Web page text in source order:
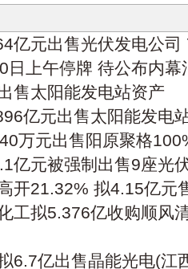
亿元出售光伏发电公司
日上午停牌 待公布内幕
售太阳能发电站资产
亿元出售太阳能发电
万元出售阳原聚格
亿元被强制出售9座光
开21.32% 拟4.15亿元
工拟5.376亿收购顺风
6.7亿出售晶能光电(江